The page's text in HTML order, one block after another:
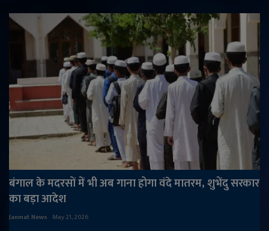
बंगाल के मदरसों में भी अब गाना होगा वंदे मातरम, शुभेंदु सरकार
का बड़ा आदेश
Janmat News May 21, 2026